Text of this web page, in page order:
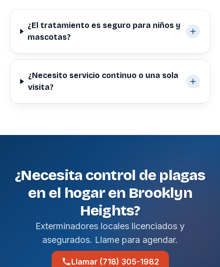
¿El tratamiento es seguro para niños y
mascotas?
¿Necesito servicio continuo o una sola
visita?
¿Necesita control de plagas
en el hogar en Brooklyn
Heights?
Exterminadores locales licenciados y
asegurados. Llame para agendar.
Llamar (718) 305-1982